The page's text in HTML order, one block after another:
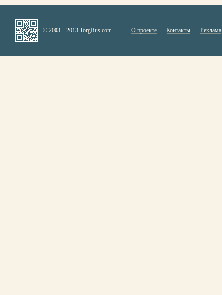
© 2003—2013 TorgRus.com О проекте Контакты Реклама